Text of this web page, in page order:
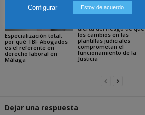
Especialización total:
por qué TBF Abogados
es el referente en
derecho laboral en
Málaga
alerta del riesgo de que
los cambios en las
plantillas judiciales
comprometan el
funcionamiento de la
Justicia
Dejar una respuesta
Configurar Estoy de acuerdo